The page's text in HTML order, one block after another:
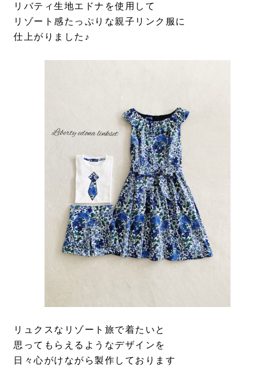
リバティ生地エドナを使用して
リゾート感たっぷりな親子リンク服に
仕上がりました♪
リュクスなリゾート旅で着たいと
思ってもらえるようなデザインを
日々心がけながら製作しております